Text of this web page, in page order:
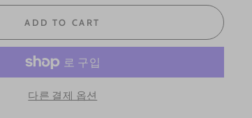
ADD TO CART
다른 결제 옵션